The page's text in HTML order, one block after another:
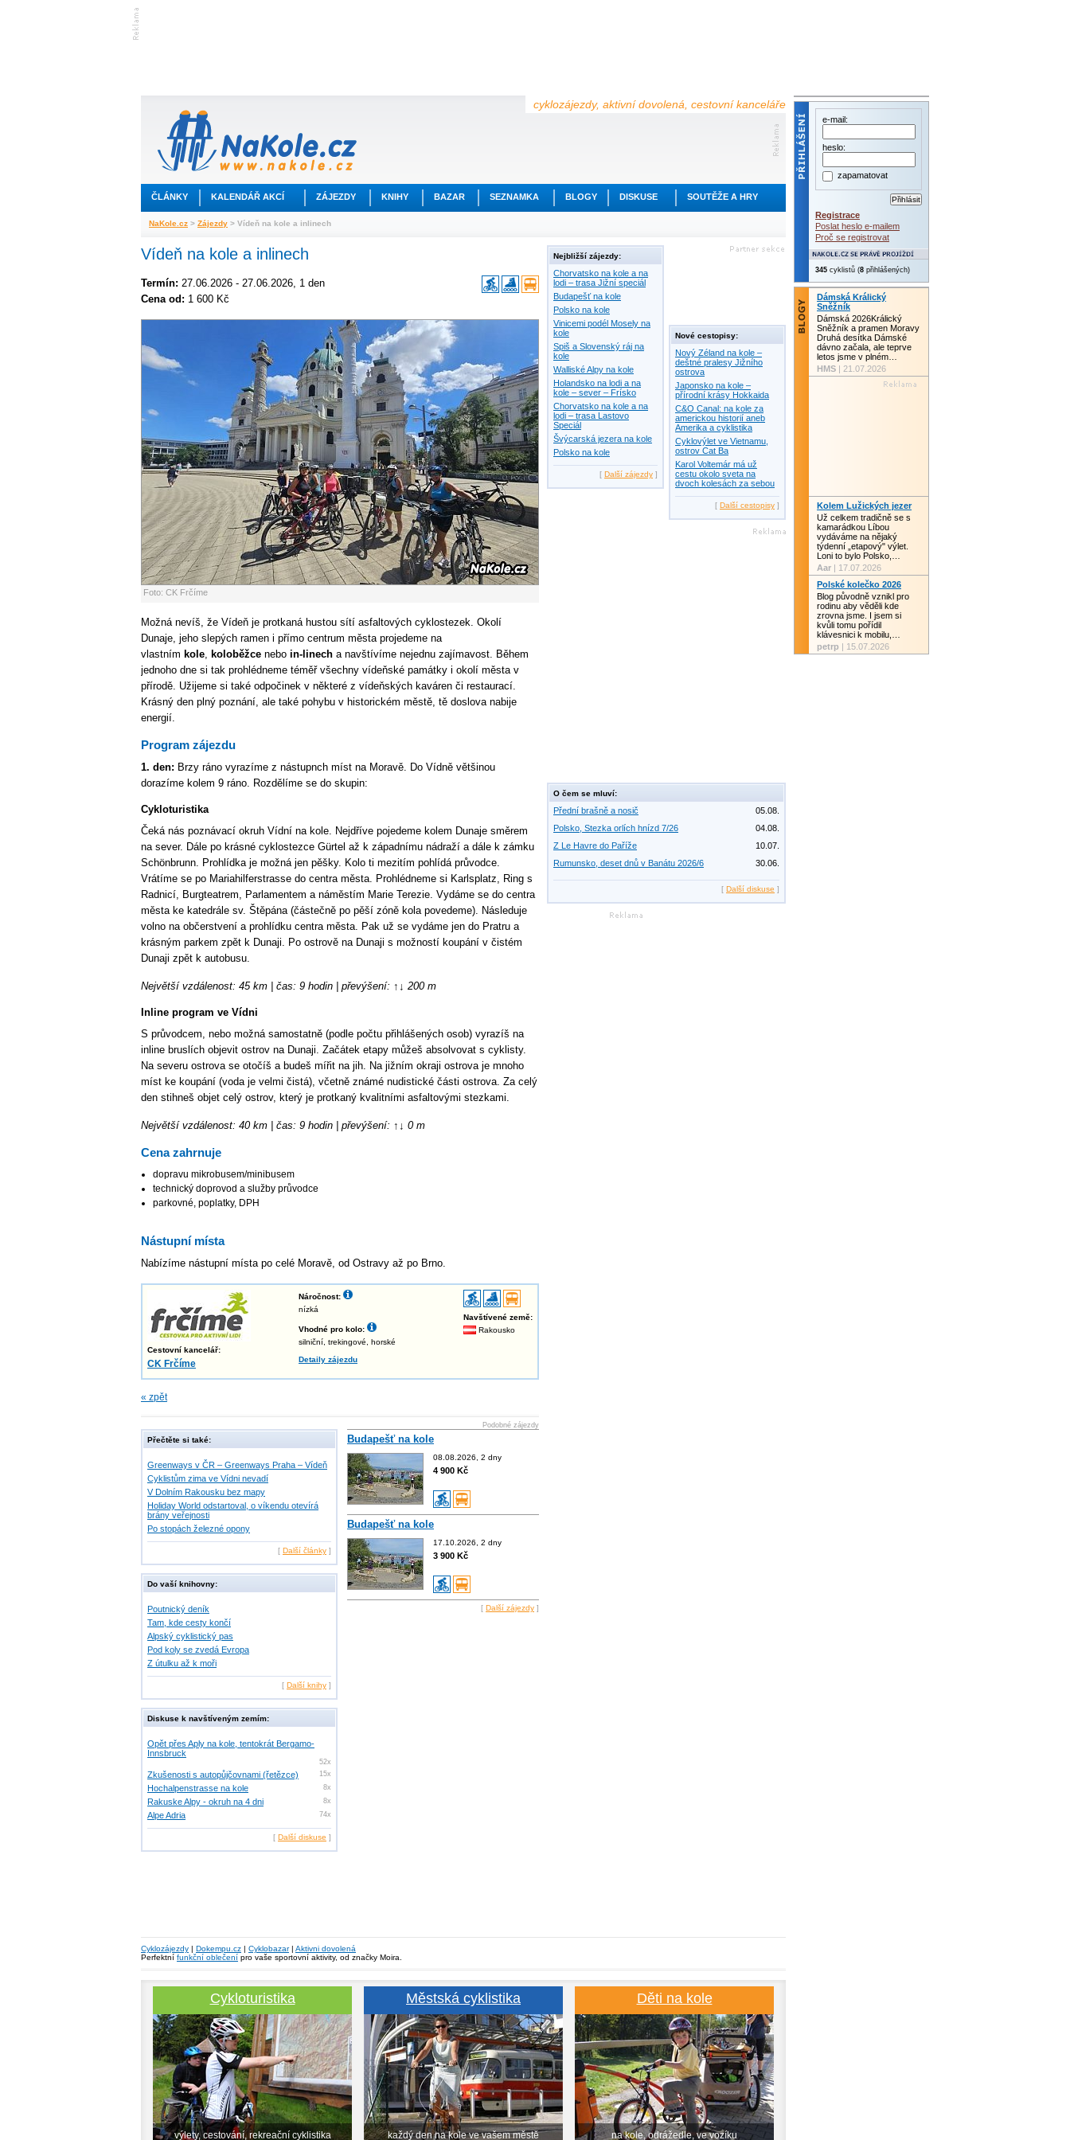
cyklozájezdy, aktivní dovolená, cestovní kanceláře
ČLÁNKY KALENDÁŘ AKCÍ ZÁJEZDY KNIHY BAZAR SEZNAMKA BLOGY DISKUSE SOUTĚŽE A HRY
NaKole.cz > Zájezdy > Vídeň na kole a inlinech
Vídeň na kole a inlinech
Termín: 27.06.2026 - 27.06.2026, 1 den
Cena od: 1 600 Kč
Foto: CK Frčíme
Možná nevíš, že Vídeň je protkaná hustou sítí asfaltových cyklostezek. Okolí
Dunaje, jeho slepých ramen i přímo centrum města projedeme na
vlastním kole, koloběžce nebo in-linech a navštívíme nejednu zajímavost. Během
jednoho dne si tak prohlédneme téměř všechny vídeňské památky i okolí města v
přírodě. Užijeme si také odpočinek v některé z vídeňských kaváren či restaurací.
Krásný den plný poznání, ale také pohybu v historickém městě, tě doslova nabije
energií.
Program zájezdu
1. den: Brzy ráno vyrazíme z nástupnch míst na Moravě. Do Vídně většinou
dorazíme kolem 9 ráno. Rozdělíme se do skupin:
Cykloturistika
Čeká nás poznávací okruh Vídní na kole. Nejdříve pojedeme kolem Dunaje směrem
na sever. Dále po krásné cyklostezce Gürtel až k západnímu nádraží a dále k zámku
Schönbrunn. Prohlídka je možná jen pěšky. Kolo ti mezitím pohlídá průvodce.
Vrátíme se po Mariahilferstrasse do centra města. Prohlédneme si Karlsplatz, Ring s
Radnicí, Burgteatrem, Parlamentem a náměstím Marie Terezie. Vydáme se do centra
města ke katedrále sv. Štěpána (částečně po pěší zóně kola povedeme). Následuje
volno na občerstvení a prohlídku centra města. Pak už se vydáme jen do Pratru a
krásným parkem zpět k Dunaji. Po ostrově na Dunaji s možností koupání v čistém
Dunaji zpět k autobusu.
Největší vzdálenost: 45 km | čas: 9 hodin | převýšení: ↑↓ 200 m
Inline program ve Vídni
S průvodcem, nebo možná samostatně (podle počtu přihlášených osob) vyrazíš na
inline bruslích objevit ostrov na Dunaji. Začátek etapy můžeš absolvovat s cyklisty.
Na severu ostrova se otočíš a budeš mířit na jih. Na jižním okraji ostrova je mnoho
míst ke koupání (voda je velmi čistá), včetně známé nudistické části ostrova. Za celý
den stihneš objet celý ostrov, který je protkaný kvalitními asfaltovými stezkami.
Největší vzdálenost: 40 km | čas: 9 hodin | převýšení: ↑↓ 0 m
Cena zahrnuje
dopravu mikrobusem/minibusem
technický doprovod a služby průvodce
parkovné, poplatky, DPH
Nástupní místa
Nabízíme nástupní místa po celé Moravě, od Ostravy až po Brno.
Cestovní kancelář:
CK Frčíme
Náročnost:
nízká
Vhodné pro kolo:
silniční, trekingové, horské
Detaily zájezdu
Navštívené země:
Rakousko
« zpět
Přečtěte si také:
Greenways v ČR – Greenways Praha – Vídeň
Cyklistům zima ve Vídni nevadí
V Dolním Rakousku bez mapy
Holiday World odstartoval, o víkendu otevírá
brány veřejnosti
Po stopách železné opony
[ Další články ]
Do vaší knihovny:
Poutnický deník
Tam, kde cesty končí
Alpský cyklistický pas
Pod koly se zvedá Evropa
Z útulku až k moři
[ Další knihy ]
Diskuse k navštíveným zemím:
Opět přes Aply na kole, tentokrát Bergamo-
Innsbruck
52x
Zkušenosti s autopůjčovnami (řetězce) 15x
Hochalpenstrasse na kole 8x
Rakuske Alpy - okruh na 4 dni 8x
Alpe Adria 74x
[ Další diskuse ]
Podobné zájezdy
Budapešť na kole
08.08.2026, 2 dny
4 900 Kč
Budapešť na kole
17.10.2026, 2 dny
3 900 Kč
[ Další zájezdy ]
Nejbližší zájezdy:
Chorvatsko na kole a na
lodi – trasa Jižní speciál
Budapešť na kole
Polsko na kole
Vinicemi podél Mosely na
kole
Spiš a Slovenský ráj na
kole
Walliské Alpy na kole
Holandsko na lodi a na
kole – sever – Frísko
Chorvatsko na kole a na
lodi – trasa Lastovo
Speciál
Švýcarská jezera na kole
Polsko na kole
[ Další zájezdy ]
Nové cestopisy:
Nový Zéland na kole –
deštné pralesy Jižního
ostrova
Japonsko na kole –
přírodní krásy Hokkaida
C&O Canal: na kole za
americkou historií aneb
Amerika a cyklistika
Cyklovýlet ve Vietnamu,
ostrov Cat Ba
Karol Voltemár má už
cestu okolo sveta na
dvoch kolesách za sebou
[ Další cestopisy ]
O čem se mluví:
Přední brašně a nosič
05.08.
Polsko, Stezka orlích hnízd 7/26
04.08.
Z Le Havre do Paříže
10.07.
Rumunsko, deset dnů v Banátu 2026/6
30.06.
[ Další diskuse ]
Cyklozájezdy | Dokempu.cz | Cyklobazar| Aktivni dovolená
Perfektní funkční oblečení pro vaše sportovní aktivity, od značky Moira.
Cykloturistika
výlety, cestování, rekreační cyklistika
Městská cyklistika
každý den na kole ve vašem městě
Děti na kole
na kole, odrážedle, ve vozíku
e-mail:
heslo:
zapamatovat
Registrace
Poslat heslo e-mailem
Proč se registrovat
345 cyklistů (8 přihlášených)
Dámská Králický
Sněžník
Dámská 2026Králický
Sněžník a pramen Moravy
Druhá desítka Dámské
dávno začala, ale teprve
letos jsme v plném…
HMS | 21.07.2026
Kolem Lužických jezer
Už celkem tradičně se s
kamarádkou Líbou
vydáváme na nějaký
týdenní „etapový" výlet.
Loni to bylo Polsko,…
Aar | 17.07.2026
Polské kolečko 2026
Blog původně vznikl pro
rodinu aby věděli kde
zrovna jsme. I jsem si
kvůli tomu pořídil
klávesnici k mobilu,…
petrp | 15.07.2026